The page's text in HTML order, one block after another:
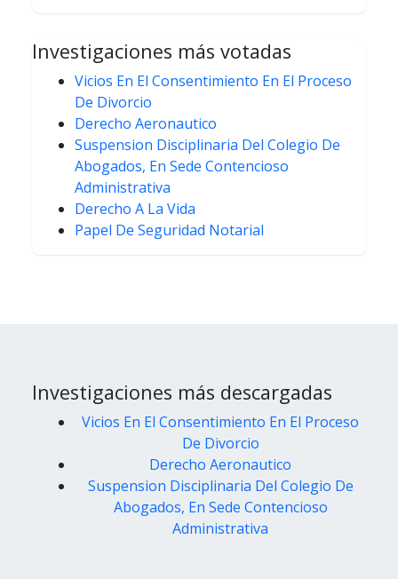
Investigaciones más votadas
Vicios En El Consentimiento En El Proceso
De Divorcio
Derecho Aeronautico
Suspension Disciplinaria Del Colegio De
Abogados, En Sede Contencioso
Administrativa
Derecho A La Vida
Papel De Seguridad Notarial
Investigaciones más descargadas
Vicios En El Consentimiento En El Proceso
De Divorcio
Derecho Aeronautico
Suspension Disciplinaria Del Colegio De
Abogados, En Sede Contencioso
Administrativa